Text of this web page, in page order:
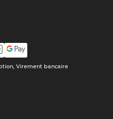
Virement bancaire